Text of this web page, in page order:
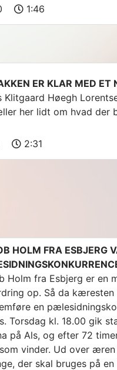
1:46
ER KLAR MED ET
Klitgaard Høegh
her lidt om hvad der
2:31
HOLM FRA ESBJERG
Holm fra Esbjerg er en
op. Så da kæresten
en
Torsdag kl. 18.00 gik
på Als, og efter 72
vinder. Ud over
der skal bruges på